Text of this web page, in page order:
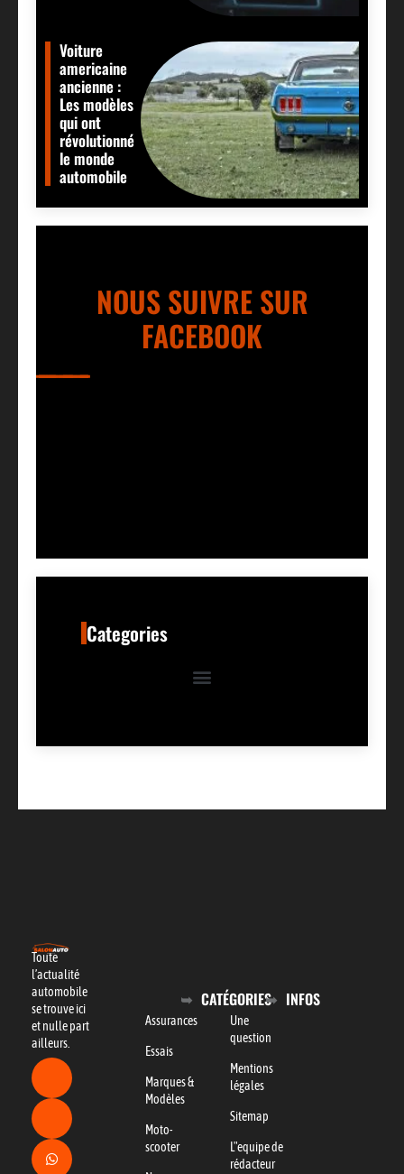
Voiture
americaine
ancienne :
Les modèles
qui ont
révolutionné
le monde
automobile
NOUS SUIVRE SUR
FACEBOOK
Categories
Toute
l’actualité
automobile
se trouve ici
et nulle part
ailleurs.
CATÉGORIES
Assurances
Essais
Marques &
Modèles
Moto-
scooter
INFOS
Une
question
Mentions
légales
Sitemap
L"equipe de
rédacteur